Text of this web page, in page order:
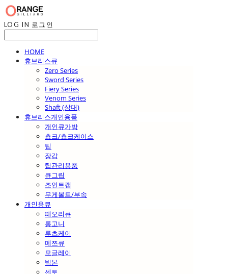
LOG IN 로그인
HOME
휴브리스큐
Zero Series
Sword Series
Fiery Series
Venom Series
Shaft (상대)
휴브리스개인용품
개인큐가방
쵸크/쵸크케이스
팁
장갑
팁관리용품
큐그립
조인트캡
무게볼트/부속
개인용큐
떼오리큐
롱고니
루츠케이
메쯔큐
모글레이
빅본
센토